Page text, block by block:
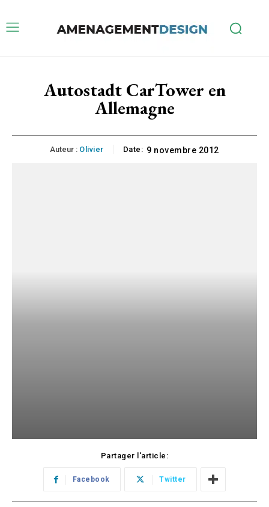
Autostadt CarTower en
Allemagne
Auteur : Olivier Date: 9 novembre 2012
Partager l'article:
Facebook Twitter